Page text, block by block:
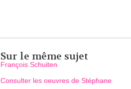
Sur le même sujet
François Schuiten
Consulter les oeuvres de Stéphane